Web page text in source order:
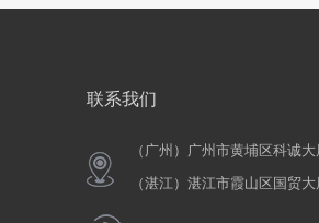
联系我们
（广州）广州市黄埔区科诚大
（湛江）湛江市霞山区国贸